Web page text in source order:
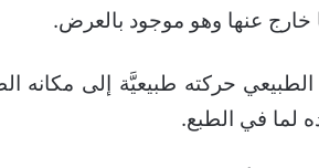
خارج عنها وهو موجود بالعرض.
حركته طبيعيَّة إلى مكانه
لما في الطبع.